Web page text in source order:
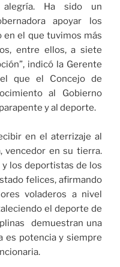
Ha sido un
apoyar los
el que tuvimos más
entre ellos, a siete
indicó la Gerente
que el Concejo de
al Gobierno
y al deporte.
en el aterrizaje al
vencedor en su tierra.
los deportistas de los
felices, afirmando
voladeros a nivel
el deporte de
demuestran una
es potencia y siempre